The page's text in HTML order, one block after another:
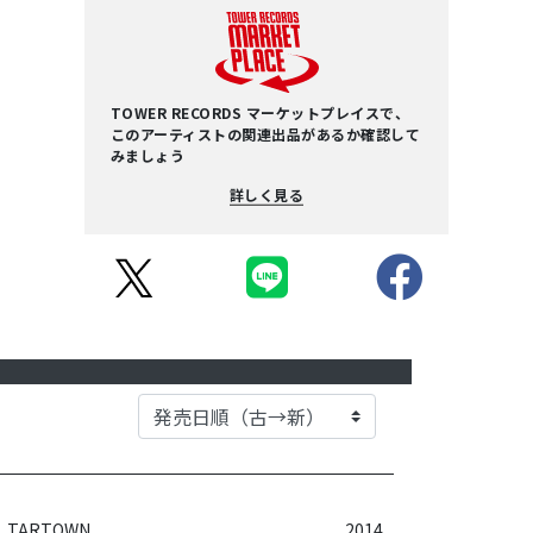
TOWER RECORDS マーケットプレイスで、
このアーティストの関連出品があるか確認して
みましょう
詳しく見る